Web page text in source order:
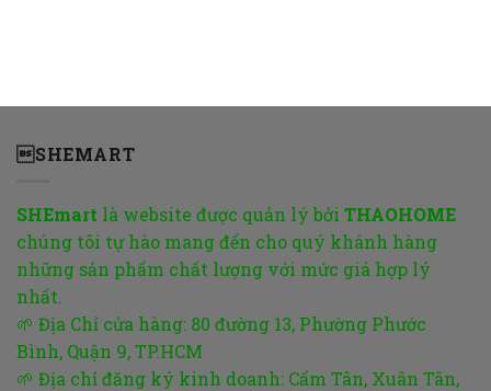
SHEMART
SHEmart là website được quản lý bởi THAOHOME
chúng tôi tự hào mang đến cho quý khánh hàng
những sản phẩm chất lượng với mức giá hợp lý
nhất.
🌱 Địa Chỉ cửa hàng: 80 đường 13, Phường Phước
Bình, Quận 9, TP.HCM
🌱 Địa chỉ đăng ký kinh doanh: Cẩm Tân, Xuân Tân,